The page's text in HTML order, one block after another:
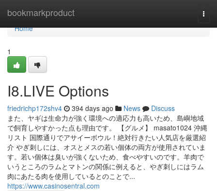
bookmarkproduct
Home
Home
1
I8.LIVE Options
friedrichp172shv4 394 days ago News
Discuss
また、ヤギは生命力が強く環境への適応力も高いため、島嶼地域
で飼育しやすかった点も理由です。 【グルメ】 masato1024 沖縄
リスト 国際通りでアサイーボウル！絶対行きたい人気店を厳選紹
介 やぎ刺しには、オスとメスの若い個体の両方が使用されていま
す。若い個体は臭いが強くないため、食べやすいのです。羊肉で
いうところのラムとマトンの関係に例えると、やぎ刺しにはラム
肉にあたる肉を使用しているとのことで...
https://www.casinosentral.com